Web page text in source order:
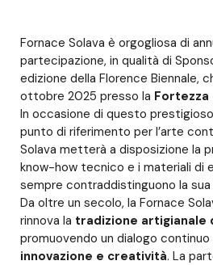
Fornace Solava è orgogliosa di
partecipazione, in qualità di
edizione della Florence Biennale,
ottobre 2025 presso la Fortezza
In occasione di questo
punto di riferimento per l’arte
Solava metterà a disposizione la
know-how tecnico e i materiali di
sempre contraddistinguono la sua
Da oltre un secolo, la Fornace
rinnova la tradizione artigianale
promuovendo un dialogo continuo
innovazione e creatività. La